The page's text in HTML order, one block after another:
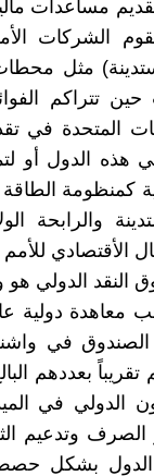
مساعدات
الشركات
مثل
تتراكم
المتحدة في
هذه الدول أو
كمنظومة
والرابحة
الأقتصادي
النقد الدولي
في
الدولي في
وتدعيم
بشكل